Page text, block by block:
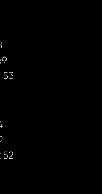
53
52